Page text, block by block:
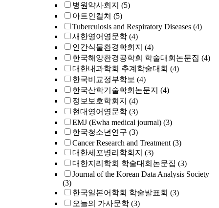
병원약사회지 (5)
아트인컬처 (5)
Tuberculosis and Respiratory Diseases (4)
새한영어영문학 (4)
인간식물환경학회지 (4)
한국해양환경공학회 학술대회논문집 (4)
대한내과학회 추계학술대회 (4)
한국비교정부학보 (4)
한국산학기술학회논문지 (4)
정보보호학회지 (4)
현대영어영문학 (3)
EMJ (Ewha medical journal) (3)
한국청소년연구 (3)
Cancer Research and Treatment (3)
대한세포병리학회지 (3)
대한지리학회 학술대회논문집 (3)
Journal of the Korean Data Analysis Society
(3)
한국일본어학회 학술발표회 (3)
오늘의 가사문학 (3)